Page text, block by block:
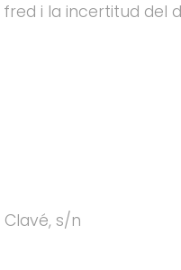
i la incertitud del
Clavé, s/n